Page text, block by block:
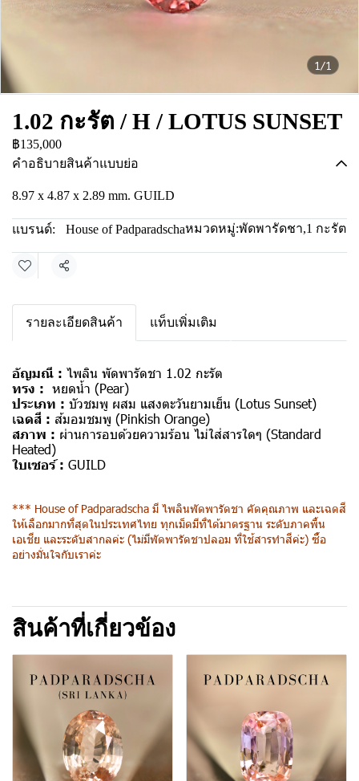
1/1
1.02 กะรัต / H / LOTUS SUNSET
฿135,000
คำอธิบายสินค้าแบบย่อ
8.97 x 4.87 x 2.89 mm. GUILD
แบรนด์: House of Padparadschaหมวดหมู่:พัดพารัดชา,1 กะรัต
แชร์
รายละเอียดสินค้า แท็บเพิ่มเติม
อัญมณี : ไพลิน พัดพารัดชา 1.02 กะรัต
ทรง : หยดน้ำ (Pear)
ประเภท : บัวชมพู ผสม แสงตะวันยามเย็น (Lotus Sunset)
เฉดสี : ส้มอมชมพู (Pinkish Orange)
สภาพ : ผ่านการอบด้วยความร้อน ไม่ใส่สารใดๆ (Standard
Heated)
ใบเซอร์ : GUILD
*** House of Padparadscha มี ไพลินพัดพารัดชา คัดคุณภาพ และเฉดสี
ให้เลือกมากที่สุดในประเทศไทย ทุกเม็ดมีที่ได้มาตรฐาน ระดับภาคพื้น
เอเชีย และระดับสากลค่ะ (ไม่มีพัดพารัดชาปลอม ที่ใช้สารทำสีค่ะ) ซื้อ
อย่างมั่นใจกับเราค่ะ
สินค้าที่เกี่ยวข้อง